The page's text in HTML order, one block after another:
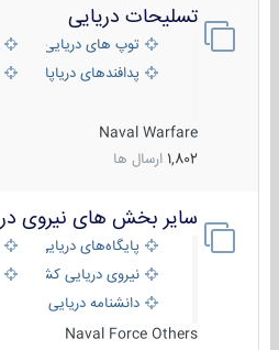
تسلیحات دریایی
توپ های دریایی
پدافندهای دریاپایه
Naval Warfare
1,802 ارسال ها
سایر بخش های نیروی
پایگاه‌های دریایی
نیروی دریایی کشورهای
دانشنامه دریایی کپی
Naval Force Others